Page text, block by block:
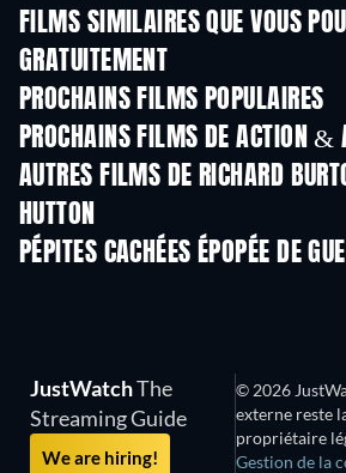
FILMS SIMILAIRES QUE VOUS
GRATUITEMENT
PROCHAINS FILMS POPULAIRES
PROCHAINS FILMS DE ACTION &
AUTRES FILMS DE RICHARD
HUTTON
PÉPITES CACHÉES ÉPOPÉE DE
JustWatchThe
Streaming Guide
We are hiring!
© 2026
externe reste
propriétaire
Gestion de la